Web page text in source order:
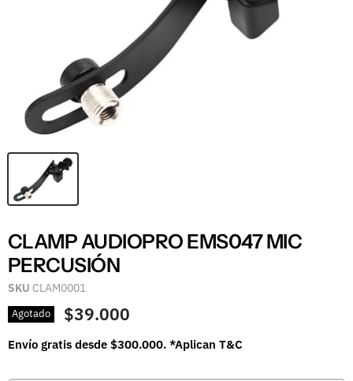
CLAMP AUDIOPRO EMS047 MIC
PERCUSIÓN
SKU CLAM0001
Agotado $39.000
Envío gratis desde $300.000. *Aplican T&C